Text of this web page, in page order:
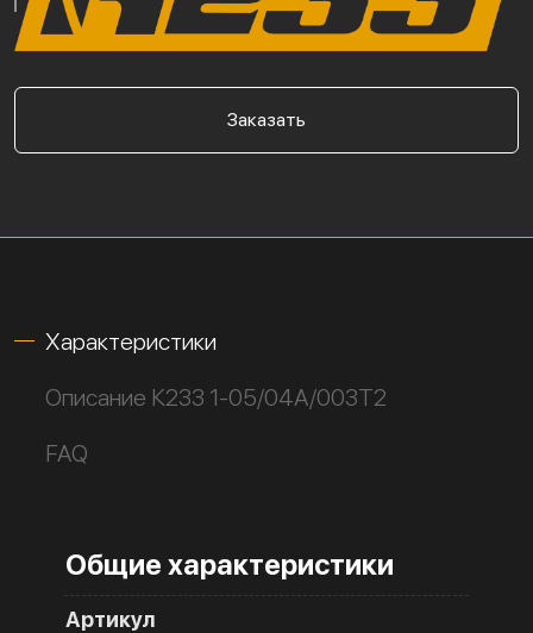
Заказать
Характеристики
Описание К233 1-05/04А/003Т2
FAQ
Общие характеристики
Артикул